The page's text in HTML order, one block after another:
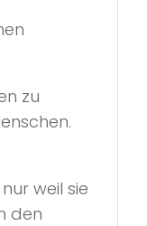
zu
weil sie
den